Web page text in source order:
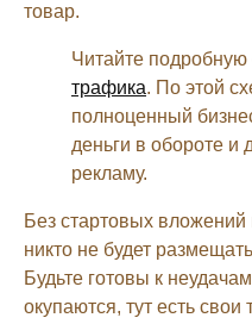
товар.
Читайте подробную
трафика. По этой
полноценный
деньги в обороте и
рекламу.
Без стартовых вложений
никто не будет
Будьте готовы к
окупаются, тут есть